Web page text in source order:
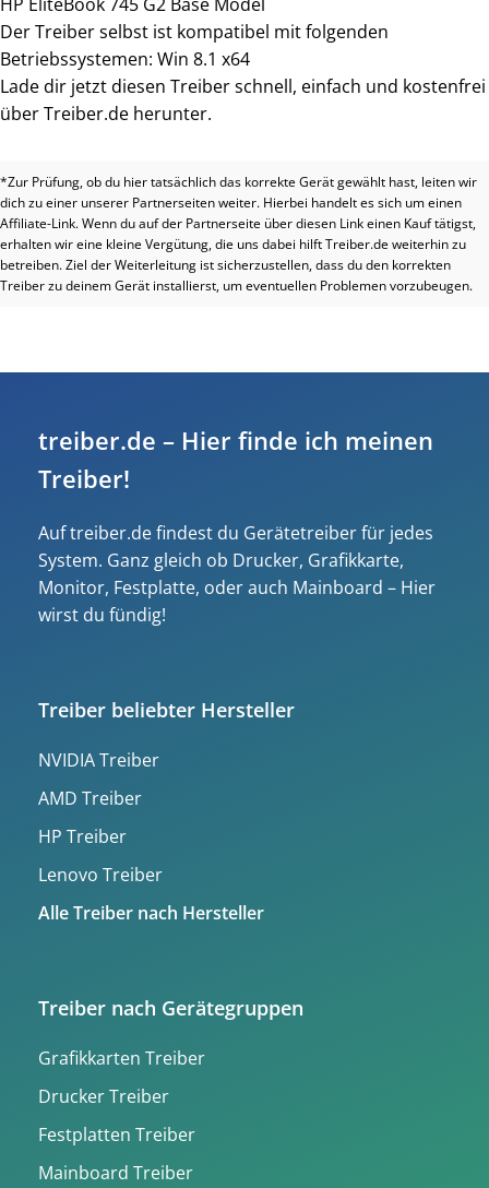
Der Treiber selbst ist kompatibel mit folgenden
Betriebssystemen: Win 8.1 x64
Lade dir jetzt diesen Treiber schnell, einfach und kostenfrei
über Treiber.de herunter.
*Zur Prüfung, ob du hier tatsächlich das korrekte Gerät gewählt hast, leiten wir
dich zu einer unserer Partnerseiten weiter. Hierbei handelt es sich um einen
Affiliate-Link. Wenn du auf der Partnerseite über diesen Link einen Kauf tätigst,
erhalten wir eine kleine Vergütung, die uns dabei hilft Treiber.de weiterhin zu
betreiben. Ziel der Weiterleitung ist sicherzustellen, dass du den korrekten
Treiber zu deinem Gerät installierst, um eventuellen Problemen vorzubeugen.
treiber.de – Hier finde ich meinen
Treiber!
Auf treiber.de findest du Gerätetreiber für jedes
System. Ganz gleich ob Drucker, Grafikkarte,
Monitor, Festplatte, oder auch Mainboard – Hier
wirst du fündig!
Treiber beliebter Hersteller
NVIDIA Treiber
AMD Treiber
HP Treiber
Lenovo Treiber
Alle Treiber nach Hersteller
Treiber nach Gerätegruppen
Grafikkarten Treiber
Drucker Treiber
Festplatten Treiber
Mainboard Treiber